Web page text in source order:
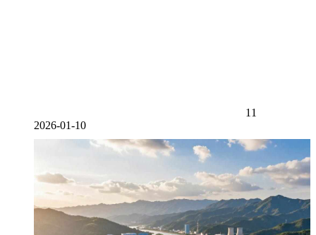
11
2026-01-10